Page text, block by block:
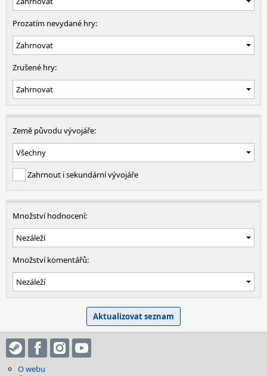
Prozatím nevydané hry:
Zrušené hry:
Země původu vývojáře:
Zahrnout i sekundární vývojáře
Množství hodnocení:
Množství komentářů:
O webu